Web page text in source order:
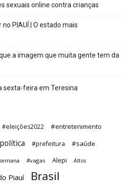
sexuais online contra crianças
PIAUÍ | O estado mais
a imagem que muita gente tem da
sexta-feira em Teresina
#eleições2022 #entretenimento
#prefeitura #saúde
#vagas Alepi Altos
Piauí Brasil